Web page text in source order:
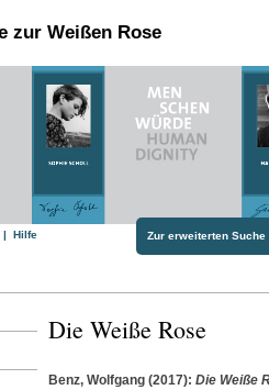
zur Weißen Rose
Hilfe Zur erweiterten Suche
Die Weiße Rose
Benz, Wolfgang (2017): Die Weiße